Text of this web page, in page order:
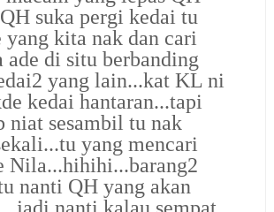
suka pergi kedai tu
yang kita nak dan cari
ade di situ berbanding
yang lain...kat KL ni
kedai hantaran...tapi
niat sesambil tu nak
yang mencari
Nila...hihihi...barang2
nanti QH yang akan
nanti kalau sempat